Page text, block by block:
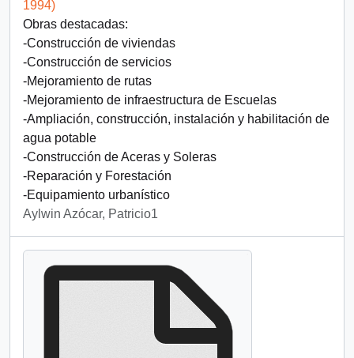
1994)
Obras destacadas:
-Construcción de viviendas
-Construcción de servicios
-Mejoramiento de rutas
-Mejoramiento de infraestructura de Escuelas
-Ampliación, construcción, instalación y habilitación de
agua potable
-Construcción de Aceras y Soleras
-Reparación y Forestación
-Equipamiento urbanístico
Aylwin Azócar, Patricio1